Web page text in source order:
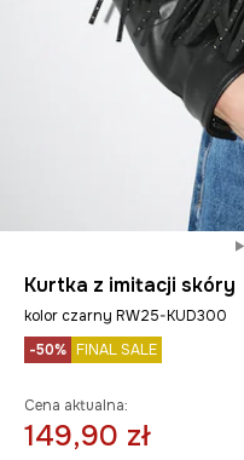
Kurtka z imitacji skóry
kolor czarny RW25-KUD300
-50% FINAL SALE
Cena aktualna:
149,90 zł